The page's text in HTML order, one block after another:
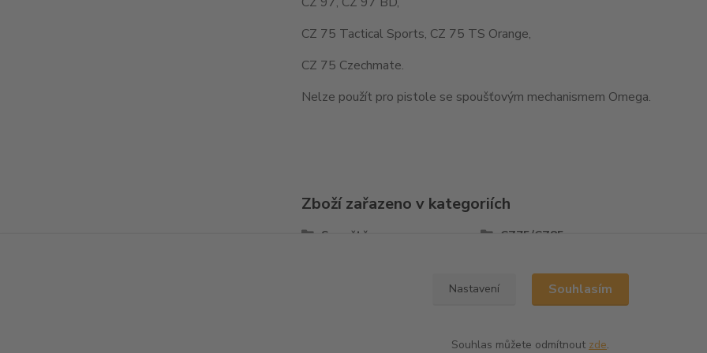
CZ 75 Tactical Sports, CZ 75 TS Orange,
CZ 75 Czechmate.
Nelze použít pro pistole se spoušťovým mechanismem Omega.
Zboží zařazeno v kategoriích
Spouště CZ75/CZ85
Nastavení Souhlasím
Souhlas můžete odmítnout zde.